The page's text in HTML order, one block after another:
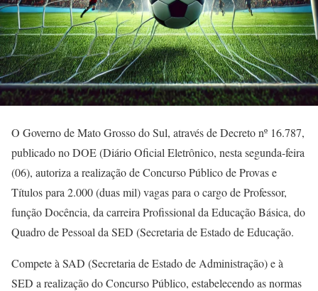
O Governo de Mato Grosso do Sul, através de Decreto nº 16.787,
publicado no DOE (Diário Oficial Eletrônico, nesta segunda-feira
(06), autoriza a realização de Concurso Público de Provas e
Títulos para 2.000 (duas mil) vagas para o cargo de Professor,
função Docência, da carreira Profissional da Educação Básica, do
Quadro de Pessoal da SED (Secretaria de Estado de Educação.
Compete à SAD (Secretaria de Estado de Administração) e à
SED a realização do Concurso Público, estabelecendo as normas